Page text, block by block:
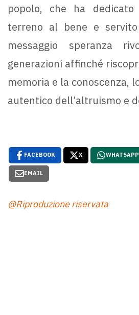
popolo, che ha
terreno al bene e
messaggio speranza
generazioni affinché
memoria e la conoscenza,
autentico dell’altruismo e
FACEBOOK X WHATSAPP
EMAIL
@Riproduzione riservata